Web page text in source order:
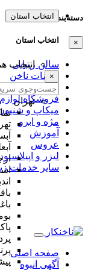
دسته‌بندی‌ها
×
سالن زیبایی
خدمات ناخن
کلینیک زیبایی
فروشگاه
میکاپ و
مژه و ابرو
آموزش
عروس
لیزر و
سایر خدمات
انتخاب استان
انتخاب استان
انتخاب
×
تهران
صفحه اصلی
آگهی انبوه